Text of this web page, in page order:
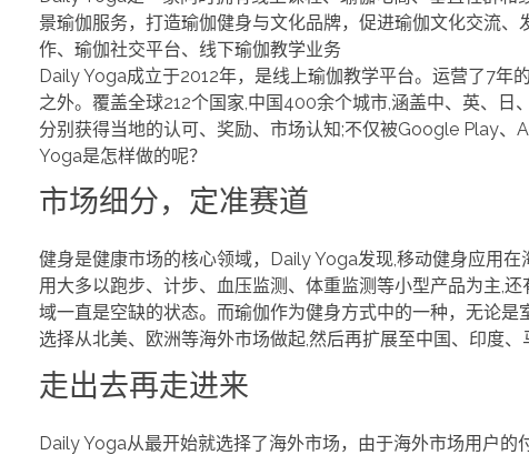
景瑜伽服务，打造瑜伽健身与文化品牌，促进瑜伽文化交流
作、瑜伽社交平台、线下瑜伽教学业务
Daily Yoga成立于2012年，是线上瑜伽教学平台。运营了7
之外。覆盖全球212个国家,中国400余个城市,涵盖中、英、日
分别获得当地的认可、奖励、市场认知;不仅被Google Play
Yoga是怎样做的呢？
市场细分，定准赛道
健身是健康市场的核心领域，Daily Yoga发现,移动健身应用
用大多以跑步、计步、血压监测、体重监测等小型产品为主,
域一直是空缺的状态。而瑜伽作为健身方式中的一种，无论
选择从北美、欧洲等海外市场做起,然后再扩展至中国、印度、
走出去再走进来
Daily Yoga从最开始就选择了海外市场，由于海外市场用户